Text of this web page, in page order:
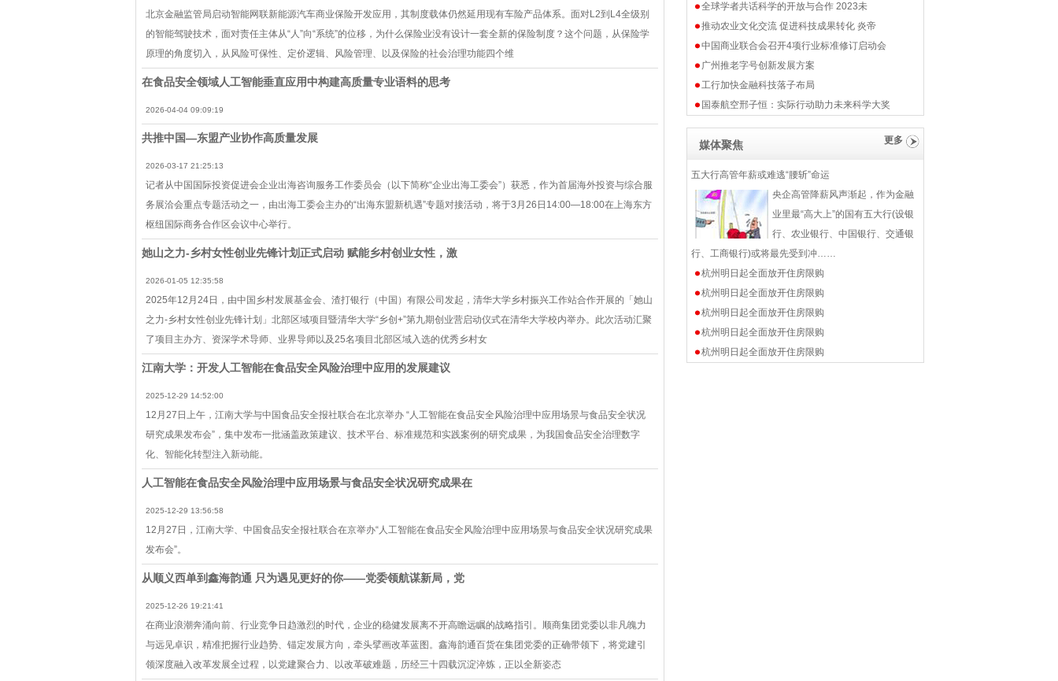
北京金融监管局启动智能网联新能源汽车商业保险开发应用，其制度载体仍然延用现有车险产品体系。面对L2到L4全级别
的智能驾驶技术，面对责任主体从“人”向“系统”的位移，为什么保险业没有设计一套全新的保险制度？这个问题，从保险学
原理的角度切入，从风险可保性、定价逻辑、风险管理、以及保险的社会治理功能四个维
在食品安全领域人工智能垂直应用中构建高质量专业语料的思考
2026-04-04 09:09:19
共推中国—东盟产业协作高质量发展
2026-03-17 21:25:13
记者从中国国际投资促进会企业出海咨询服务工作委员会（以下简称“企业出海工委会”）获悉，作为首届海外投资与综合服
务展洽会重点专题活动之一，由出海工委会主办的“出海东盟新机遇”专题对接活动，将于3月26日14:00—18:00在上海东方
枢纽国际商务合作区会议中心举行。
她山之力-乡村女性创业先锋计划正式启动 赋能乡村创业女性，激
2026-01-05 12:35:58
2025年12月24日，由中国乡村发展基金会、渣打银行（中国）有限公司发起，清华大学乡村振兴工作站合作开展的「她山
之力-乡村女性创业先锋计划」北部区域项目暨清华大学“乡创+”第九期创业营启动仪式在清华大学校内举办。此次活动汇聚
了项目主办方、资深学术导师、业界导师以及25名项目北部区域入选的优秀乡村女
江南大学：开发人工智能在食品安全风险治理中应用的发展建议
2025-12-29 14:52:00
12月27日上午，江南大学与中国食品安全报社联合在北京举办 “人工智能在食品安全风险治理中应用场景与食品安全状况
研究成果发布会”，集中发布一批涵盖政策建议、技术平台、标准规范和实践案例的研究成果，为我国食品安全治理数字
化、智能化转型注入新动能。
人工智能在食品安全风险治理中应用场景与食品安全状况研究成果在
2025-12-29 13:56:58
12月27日，江南大学、中国食品安全报社联合在京举办“人工智能在食品安全风险治理中应用场景与食品安全状况研究成果
发布会”。
从顺义西单到鑫海韵通 只为遇见更好的你——党委领航谋新局，党
2025-12-26 19:21:41
在商业浪潮奔涌向前、行业竞争日趋激烈的时代，企业的稳健发展离不开高瞻远瞩的战略指引。顺商集团党委以非凡魄力
与远见卓识，精准把握行业趋势、锚定发展方向，牵头擘画改革蓝图。鑫海韵通百货在集团党委的正确带领下，将党建引
领深度融入改革发展全过程，以党建聚合力、以改革破难题，历经三十四载沉淀淬炼，正以全新姿态
全球学者共话科学的开放与合作 2023未
推动农业文化交流 促进科技成果转化 炎帝
中国商业联合会召开4项行业标准修订启动会
广州推老字号创新发展方案
工行加快金融科技落子布局
国泰航空邢子恒：实际行动助力未来科学大奖
媒体聚焦 更多
五大行高管年薪或难逃“腰斩”命运
央企高管降薪风声渐起，作为金融
业里最“高大上”的国有五大行(设银
行、农业银行、中国银行、交通银
行、工商银行)或将最先受到冲……
杭州明日起全面放开住房限购
杭州明日起全面放开住房限购
杭州明日起全面放开住房限购
杭州明日起全面放开住房限购
杭州明日起全面放开住房限购